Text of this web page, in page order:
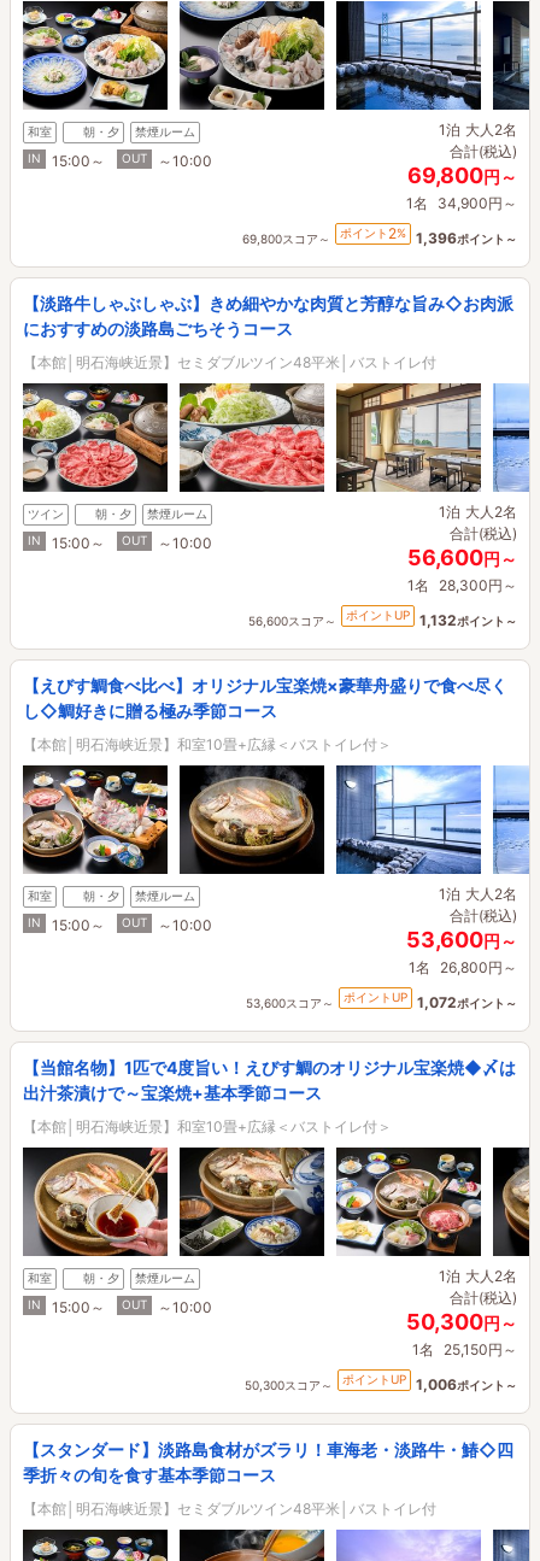
和室 朝・夕
禁煙ルーム
IN
15:00～ OUT ～10:00
1泊 大人2名
合計(税込)
69,800円～
1名 34,900円～
69,800スコア～ ポイント 2% 1,396ポイント～
【淡路牛しゃぶしゃぶ】きめ細やかな肉質と芳醇な旨み◇お肉派
におすすめの淡路島ごちそうコース
【本館│明石海峡近景】セミダブルツイン48平米│バストイレ付
ツイン 朝・夕
禁煙ルーム
IN
15:00～ OUT ～10:00
1泊 大人2名
合計(税込)
56,600円～
1名 28,300円～
56,600スコア～ ポイントUP 1,132ポイント～
【えびす鯛食べ比べ】オリジナル宝楽焼×豪華舟盛りで食べ尽く
し◇鯛好きに贈る極み季節コース
【本館│明石海峡近景】和室10畳+広縁＜バストイレ付＞
和室 朝・夕
禁煙ルーム
IN
15:00～ OUT ～10:00
1泊 大人2名
合計(税込)
53,600円～
1名 26,800円～
53,600スコア～ ポイントUP 1,072ポイント～
【当館名物】1匹で4度旨い！えびす鯛のオリジナル宝楽焼◆〆は
出汁茶漬けで～宝楽焼+基本季節コース
【本館│明石海峡近景】和室10畳+広縁＜バストイレ付＞
和室 朝・夕
禁煙ルーム
IN
15:00～ OUT ～10:00
1泊 大人2名
合計(税込)
50,300円～
1名 25,150円～
50,300スコア～ ポイントUP 1,006ポイント～
【スタンダード】淡路島食材がズラリ！車海老・淡路牛・鰆◇四
季折々の旬を食す基本季節コース
【本館│明石海峡近景】セミダブルツイン48平米│バストイレ付